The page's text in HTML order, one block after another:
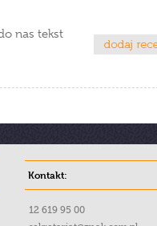
nas tekst
Kontakt:
12 619 95 00